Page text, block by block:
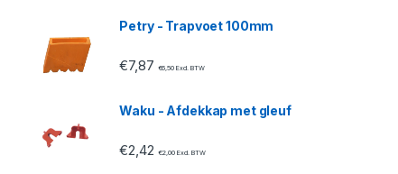
Petry - Trapvoet 100mm
€7,87 €6,50Excl. BTW
Waku - Afdekkap met gleuf
€2,42 €2,00Excl. BTW